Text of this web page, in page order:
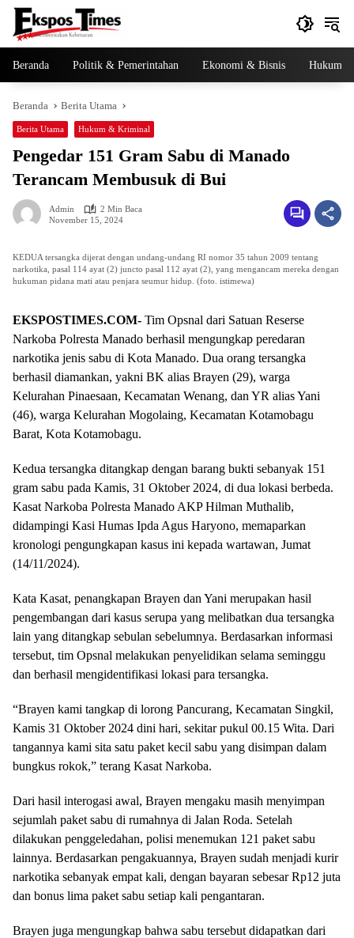
Langsung
konten
Beranda Politik & Pemerintahan Ekonomi & Bisnis Hukum
Beranda Berita Utama
Berita Utama Hukum & Kriminal
Pengedar 151 Gram Sabu di Manado
Terancam Membusuk di Bui
Admin
2 Min Baca
November 15, 2024
KEDUA tersangka dijerat dengan undang-undang RI nomor 35 tahun 2009 tentang
narkotika, pasal 114 ayat (2) juncto pasal 112 ayat (2), yang mengancam mereka dengan
hukuman pidana mati atau penjara seumur hidup. (foto. istimewa)
EKSPOSTIMES.COM- Tim Opsnal dari Satuan Reserse
Narkoba Polresta Manado berhasil mengungkap peredaran
narkotika jenis sabu di Kota Manado. Dua orang tersangka
berhasil diamankan, yakni BK alias Brayen (29), warga
Kelurahan Pinaesaan, Kecamatan Wenang, dan YR alias Yani
(46), warga Kelurahan Mogolaing, Kecamatan Kotamobagu
Barat, Kota Kotamobagu.
Kedua tersangka ditangkap dengan barang bukti sebanyak 151
gram sabu pada Kamis, 31 Oktober 2024, di dua lokasi berbeda.
Kasat Narkoba Polresta Manado AKP Hilman Muthalib,
didampingi Kasi Humas Ipda Agus Haryono, memaparkan
kronologi pengungkapan kasus ini kepada wartawan, Jumat
(14/11/2024).
Kata Kasat, penangkapan Brayen dan Yani merupakan hasil
pengembangan dari kasus serupa yang melibatkan dua tersangka
lain yang ditangkap sebulan sebelumnya. Berdasarkan informasi
tersebut, tim Opsnal melakukan penyelidikan selama seminggu
dan berhasil mengidentifikasi lokasi para tersangka.
“Brayen kami tangkap di lorong Pancurang, Kecamatan Singkil,
Kamis 31 Oktober 2024 dini hari, sekitar pukul 00.15 Wita. Dari
tangannya kami sita satu paket kecil sabu yang disimpan dalam
bungkus rokok,” terang Kasat Narkoba.
Dari hasil interogasi awal, Brayen mengaku masih menyimpan
sejumlah paket sabu di rumahnya di Jalan Roda. Setelah
dilakukan penggeledahan, polisi menemukan 121 paket sabu
lainnya. Berdasarkan pengakuannya, Brayen sudah menjadi kurir
narkotika sebanyak empat kali, dengan bayaran sebesar Rp12 juta
dan bonus lima paket sabu setiap kali pengantaran.
Brayen juga mengungkap bahwa sabu tersebut didapatkan dari